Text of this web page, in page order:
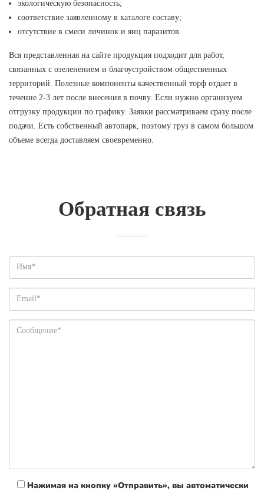
экологическую безопасность;
соответствие заявленному в каталоге составу;
отсутствие в смеси личинок и яиц паразитов.
Вся представленная на сайте продукция подходит для работ,
связанных с озеленением и благоустройством общественных
территорий. Полезные компоненты качественный торф отдает в
течение 2-3 лет после внесения в почву. Если нужно организуем
отгрузку продукции по графику. Заявки рассматриваем сразу после
подачи. Есть собственный автопарк, поэтому груз в самом большом
объеме всегда доставляем своевременно.
Обратная связь
Нажимая на кнопку «Отправить», вы автоматически